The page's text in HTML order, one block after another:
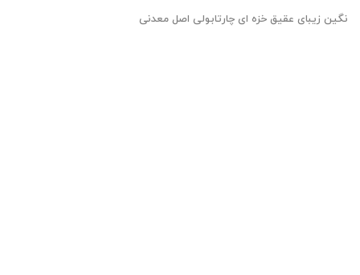
نگین زیبای عقیق خزه ای چارتابولی اصل معدنی